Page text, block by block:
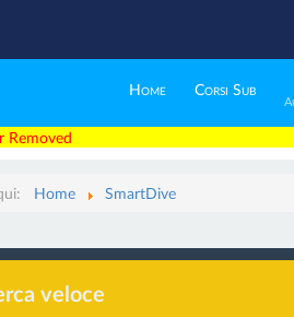
Home Corsi Sub
Removed
Home SmartDive
veloce